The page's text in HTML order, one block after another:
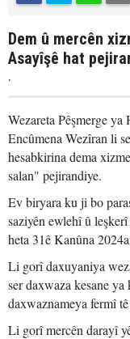
Dem û mercên
Asayîşê hat
.
Wezareta Pêşmerge
Encûmena Wezîran li
hesabkirina dema
salan" pejirandiye.
Ev biryara ku ji bo
saziyên ewlehî û
heta 31ê Kanûna
Li gorî daxuyaniya
ser daxwaza kesane
daxwaznameya fermî
Li gorî mercên darayî